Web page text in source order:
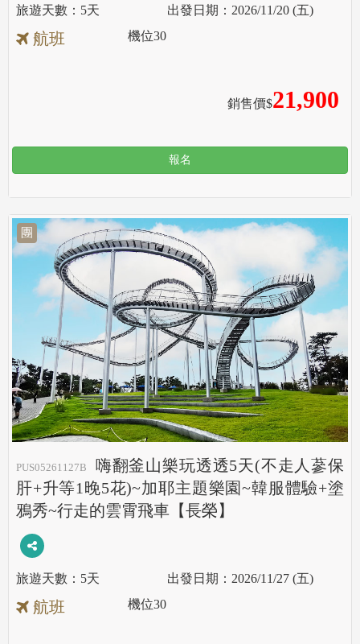
5天 2026/11/20 (五)
航班
銷售價$21,900
機位30
報名
團
PUS05261127B
嗨翻釜山樂玩透透5天(不走人蔘保
肝+升等1晚5花)~加耶主題樂園~韓服體驗+塗
鴉秀~行走的雲霄飛車【長榮】
5天 2026/11/27 (五)
航班 機位30